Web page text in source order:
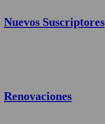
Nuevos Suscriptores
Renovaciones